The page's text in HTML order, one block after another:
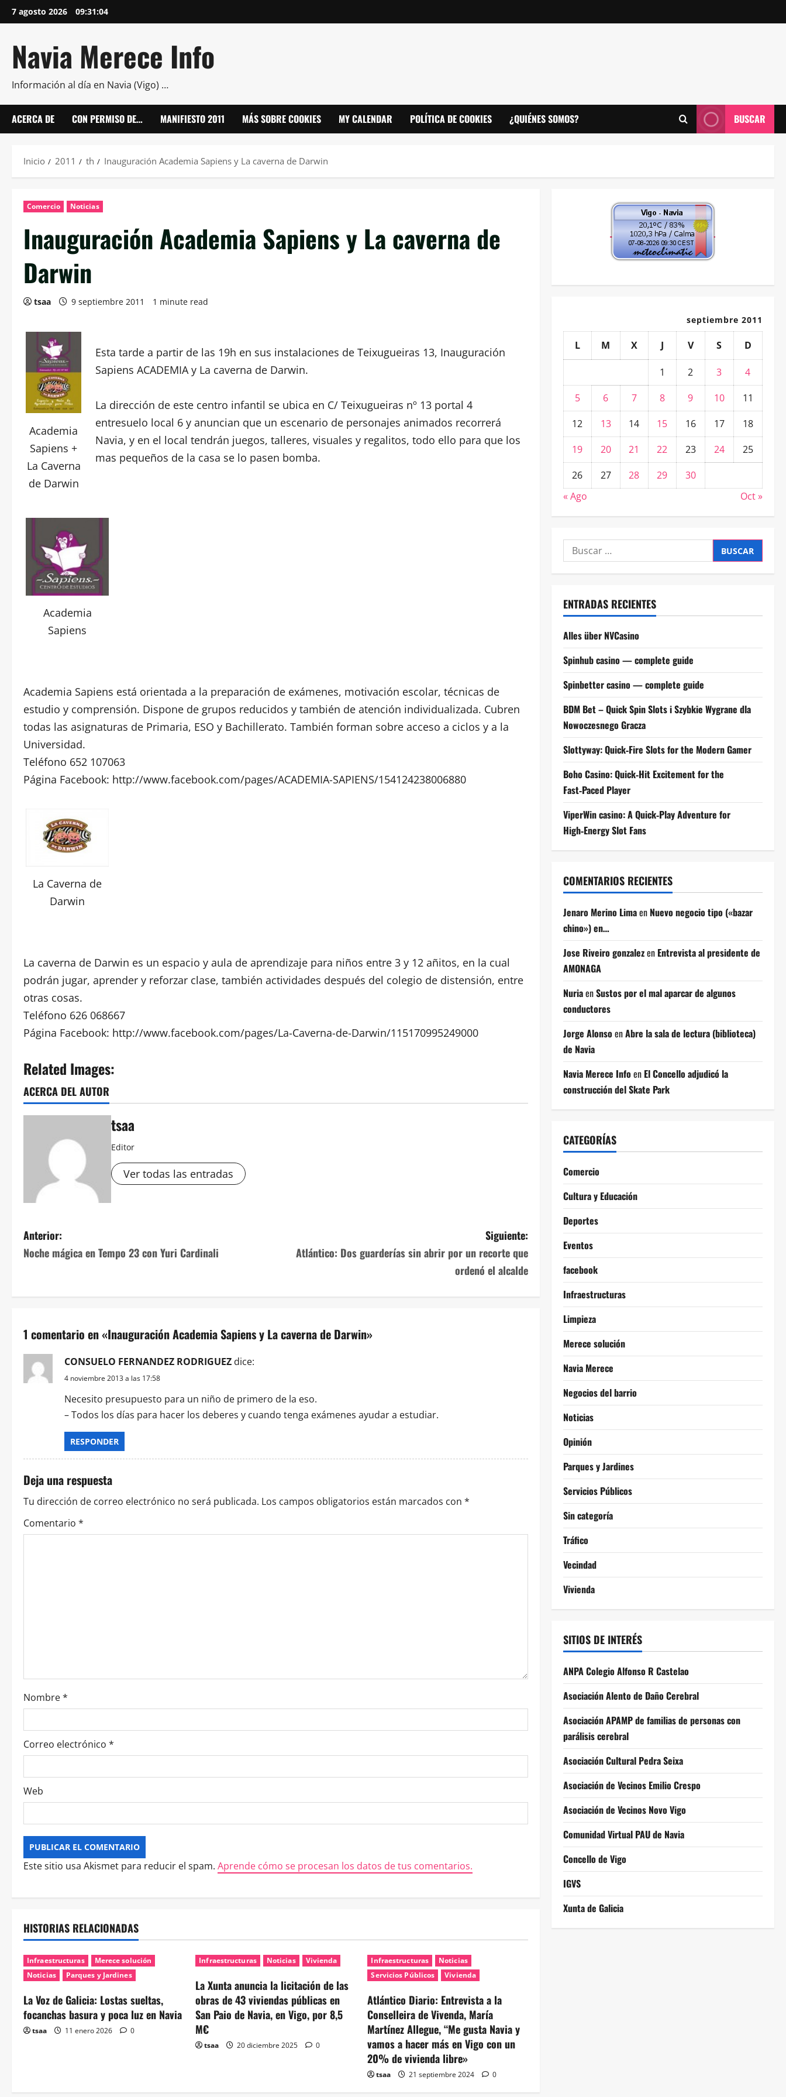
Saltar
al
7 agosto 2026 09:31:05
Navia Merece Info
Información al día en Navia (Vigo) …
ACERCA DE CON PERMISO DE… MANIFIESTO 2011 MÁS SOBRE COOKIES MY CALENDAR POLÍTICA DE COOKIES ¿QUIÉNES SOMOS? BUSCAR
Inicio 2011 th Inauguración Academia Sapiens y La caverna de Darwin
Comercio Noticias
Inauguración Academia Sapiens y La caverna de
Darwin
tsaa 9 septiembre 2011 1 minute read
Academia
Sapiens +
La Caverna
de Darwin
Esta tarde a partir de las 19h en sus instalaciones de Teixugueiras 13, Inauguración
Sapiens ACADEMIA y La caverna de Darwin.
La dirección de este centro infantil se ubica en C/ Teixugueiras nº 13 portal 4
entresuelo local 6 y anuncian que un escenario de personajes animados recorrerá
Navia, y en el local tendrán juegos, talleres, visuales y regalitos, todo ello para que los
mas pequeños de la casa se lo pasen bomba.
Academia
Sapiens
Academia Sapiens está orientada a la preparación de exámenes, motivación escolar, técnicas de
estudio y comprensión. Dispone de grupos reducidos y también de atención individualizada. Cubren
todas las asignaturas de Primaria, ESO y Bachillerato. También forman sobre acceso a ciclos y a la
Universidad.
Teléfono 652 107063
Página Facebook: http://www.facebook.com/pages/ACADEMIA-SAPIENS/154124238006880
La Caverna de
Darwin
La caverna de Darwin es un espacio y aula de aprendizaje para niños entre 3 y 12 añitos, en la cual
podrán jugar, aprender y reforzar clase, también actividades después del colegio de distensión, entre
otras cosas.
Teléfono 626 068667
Página Facebook: http://www.facebook.com/pages/La-Caverna-de-Darwin/115170995249000
Related Images:
ACERCA DEL AUTOR
tsaa
Editor
Ver todas las entradas
Navegación
de
Anterior:
Noche mágica en Tempo 23 con Yuri Cardinali
Siguiente:
Atlántico: Dos guarderías sin abrir por un recorte que
ordenó el alcalde
1 comentario en «Inauguración Academia Sapiens y La caverna de Darwin»
CONSUELO FERNANDEZ RODRIGUEZ dice:
4 noviembre 2013 a las 17:58
Necesito presupuesto para un niño de primero de la eso.
– Todos los días para hacer los deberes y cuando tenga exámenes ayudar a estudiar.
RESPONDER
Deja una respuesta
Tu dirección de correo electrónico no será publicada. Los campos obligatorios están marcados con *
Comentario *
Nombre*
Correo electrónico *
Web
Este sitio usa Akismet para reducir el spam. Aprende cómo se procesan los datos de tus comentarios.
HISTORIAS RELACIONADAS
Infraestructuras
Merece solución
Noticias
Parques y Jardines
La Voz de Galicia: Lostas sueltas,
focanchas basura y poca luz en Navia
tsaa 11 enero 2026 0
Infraestructuras Noticias Vivienda
La Xunta anuncia la licitación de las
obras de 43 viviendas públicas en
San Paio de Navia, en Vigo, por 8,5
M€
tsaa 20 diciembre 2025 0
Infraestructuras
Noticias
Servicios Públicos
Vivienda
Atlántico Diario: Entrevista a la
Conselleira de Vivenda, María
Martínez Allegue, “Me gusta Navia y
vamos a hacer más en Vigo con un
20% de vivienda libre»
tsaa 21 septiembre 2024 0
septiembre 2011
L M X J V S D
1 2 3
4
5
6 7 8 9 10
11
12
13 14 15 16 17
18
19
20 21 22 23 24
25
26
27 28 29
30
« Ago
Oct »
Buscar:
ENTRADAS RECIENTES
Alles über NVCasino
Spinhub casino — complete guide
Spinbetter casino — complete guide
BDM Bet – Quick Spin Slots i Szybkie Wygrane dla
Nowoczesnego Gracza
Slottyway: Quick‑Fire Slots for the Modern Gamer
Boho Casino: Quick‑Hit Excitement for the
Fast‑Paced Player
ViperWin casino: A Quick‑Play Adventure for
High‑Energy Slot Fans
COMENTARIOS RECIENTES
Jenaro Merino Limaen Nuevo negocio tipo («bazar
chino») en…
Jose Riveiro gonzalezen Entrevista al presidente de
AMONAGA
NuriaenSustos por el mal aparcar de algunos
conductores
Jorge AlonsoenAbre la sala de lectura (biblioteca)
de Navia
Navia Merece Infoen El Concello adjudicó la
construcción del Skate Park
CATEGORÍAS
Comercio
Cultura y Educación
Deportes
Eventos
facebook
Infraestructuras
Limpieza
Merece solución
Navia Merece
Negocios del barrio
Noticias
Opinión
Parques y Jardines
Servicios Públicos
Sin categoría
Tráfico
Vecindad
Vivienda
SITIOS DE INTERÉS
ANPA Colegio Alfonso R Castelao
Asociación Alento de Daño Cerebral
Asociación APAMP de familias de personas con
parálisis cerebral
Asociación Cultural Pedra Seixa
Asociación de Vecinos Emilio Crespo
Asociación de Vecinos Novo Vigo
Comunidad Virtual PAU de Navia
Concello de Vigo
IGVS
Xunta de Galicia